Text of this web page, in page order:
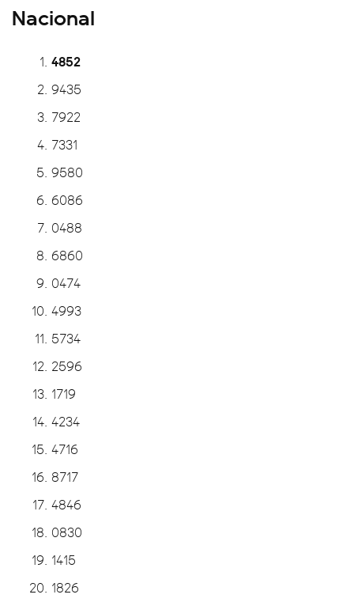
Nacional
4852
9435
7922
7331
9580
6086
0488
6860
0474
4993
5734
2596
1719
4234
4716
8717
4846
0830
1415
1826